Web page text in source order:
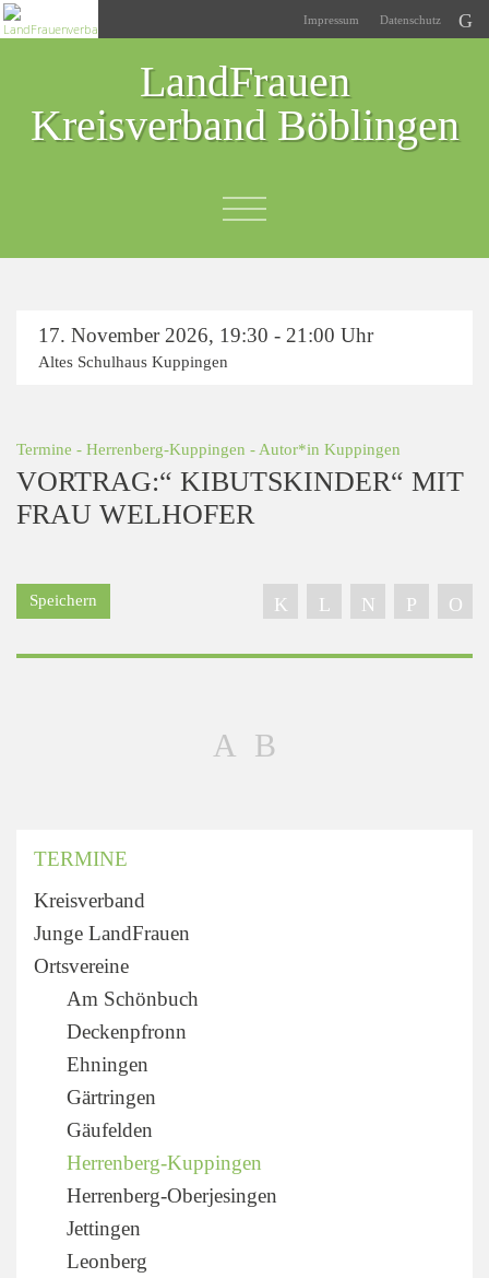
Impressum Datenschutz
LandFrauen
Kreisverband Böblingen
17. November 2026, 19:30 - 21:00 Uhr
Altes Schulhaus Kuppingen
Termine - Herrenberg-Kuppingen - Autor*in Kuppingen
VORTRAG:“ KIBUTSKINDER“ MIT
FRAU WELHOFER
Speichern
TERMINE
Kreisverband
Junge LandFrauen
Ortsvereine
Am Schönbuch
Deckenpfronn
Ehningen
Gärtringen
Gäufelden
Herrenberg-Kuppingen
Herrenberg-Oberjesingen
Jettingen
Leonberg